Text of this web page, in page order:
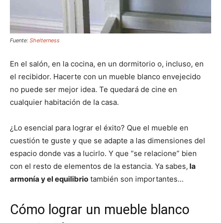
Fuente: Shelterness
En el salón, en la cocina, en un dormitorio o, incluso, en
el recibidor. Hacerte con un mueble blanco envejecido
no puede ser mejor idea. Te quedará de cine en
cualquier habitación de la casa.
¿Lo esencial para lograr el éxito? Que el mueble en
cuestión te guste y que se adapte a las dimensiones del
espacio donde vas a lucirlo. Y que “se relacione” bien
con el resto de elementos de la estancia. Ya sabes, la
armonía y el equilibrio también son importantes…
Cómo lograr un mueble blanco